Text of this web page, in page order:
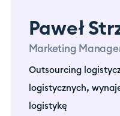
Paweł
Marketing
Outsourcing
logistycznych,
logistykę